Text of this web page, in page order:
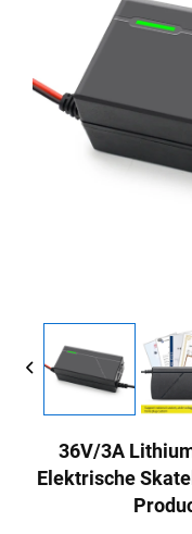
36V/3A
Elektrische